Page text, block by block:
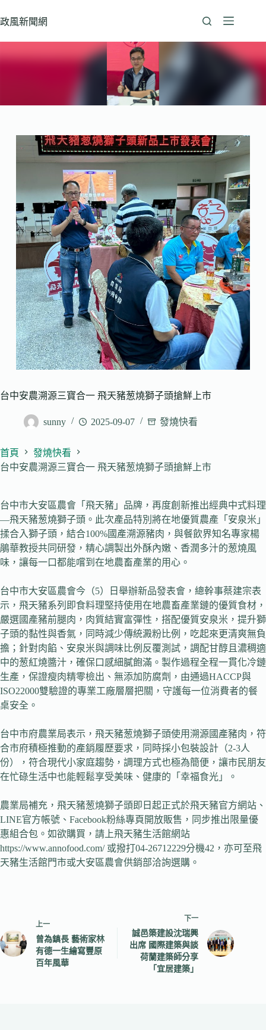
至
政風新聞網
台中安農溯源三寶合一 飛天豬葱燒獅子頭搶鮮上市
sunny 2025-09-07 發燒快看
首頁
發燒快看
台中安農溯源三寶合一 飛天豬葱燒獅子頭搶鮮上市
台中市大安區農會「飛天豬」品牌，再度創新推出經典中式料理
—飛天豬葱燒獅子頭。此次產品特別將在地優質農產「安泉米」
揉合入獅子頭，結合100%國產溯源豬肉，與餐飲界知名專家楊
鵑華教授共同研發，精心調製出外酥內嫩、香潤多汁的葱燒風
味，讓每一口都能嚐到在地農畜產業的用心。
台中市大安區農會今（5）日舉辦新品發表會，總幹事蔡建宗表
示，飛天豬系列即食料理堅持使用在地農畜產業鏈的優質食材，
嚴選國產豬前腿肉，肉質結實富彈性，搭配優質安泉米，提升獅
子頭的黏性與香氣，同時減少傳統澱粉比例，吃起來更清爽無負
擔；針對肉餡、安泉米與調味比例反覆測試，調配甘醇且濃稠適
中的葱紅燒醬汁，確保口感細膩飽滿。製作過程全程一貫化冷鏈
生產，保證瘦肉精零檢出、無添加防腐劑，由通過HACCP與
ISO22000雙驗證的專業工廠層層把關，守護每一位消費者的餐
桌安全。
台中市府農業局表示，飛天豬葱燒獅子頭使用溯源國產豬肉，符
合市府積極推動的產銷履歷要求，同時採小包裝設計（2-3人
份），符合現代小家庭趨勢，調理方式也極為簡便，讓市民朋友
在忙碌生活中也能輕鬆享受美味、健康的「幸福食光」。
農業局補充，飛天豬葱燒獅子頭即日起正式於飛天豬官方網站、
LINE官方帳號、Facebook粉絲專頁開放販售，同步推出限量優
惠組合包。如欲購買，請上飛天豬生活館網站
https://www.annofood.com/ 或撥打04-26712229分機42，亦可至飛
天豬生活館門市或大安區農會供銷部洽詢選購。
上一
曾為鎮長 藝術家林
有德一生繪寫豐原
百年風華
下一
誠邑築建設沈瑞興
出席 國際建築與談
荷蘭建築師分享
「宜居建築」